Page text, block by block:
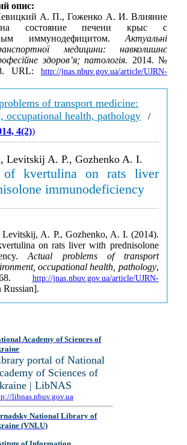
опис:
А. П., Гоженко А. И. Влияние
на состояние печени крыс с
иммунодефицитом.Актуальні
медицини: навколишнє
здоров’я; патологія. 2014. №
URL: http://jnas.nbuv.gov.ua/article/UJRN-
of transport medicine:
occupational health, pathology /
4(2))
Levitskij A. P., Gozhenko A. I.
of kvertulina on rats liver
immunodeficiency
A. P., Gozhenko, A. I. (2014).
on rats liver with prednisolone
Actual problems of transport
occupational health, pathology,
68. http://jnas.nbuv.gov.ua/article/UJRN-
Russian].
Academy of Sciences of
portal of National
of Sciences of
| LibNAS
libnas.nbuv.gov.ua
National Library of
(VNLU)